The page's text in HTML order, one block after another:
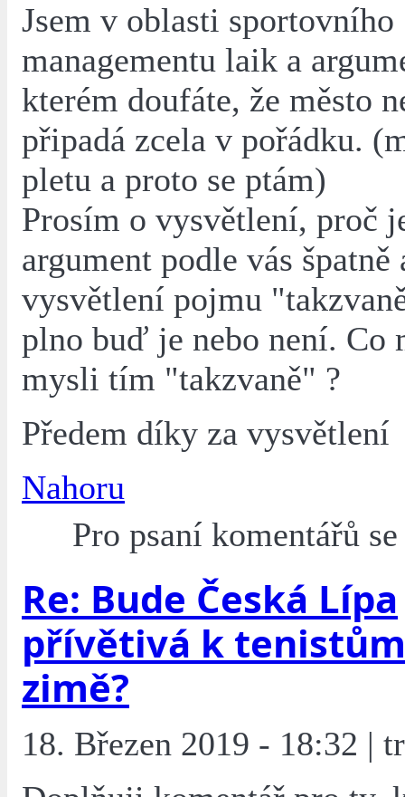
Jsem v oblasti sportovního
managementu laik a
kterém doufáte, že město
připadá zcela v pořádku.
pletu a proto se ptám)
Prosím o vysvětlení, proč
argument podle vás špatně
vysvětlení pojmu
plno buď je nebo není. Co
mysli tím "takzvaně" ?
Předem díky za vysvětlení
Nahoru
Pro psaní komentářů
Re: Bude Česká Lípa
přívětivá k
zimě?
18. Březen 2019 - 18:32 |